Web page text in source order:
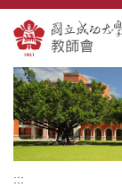
跳
到
主
要
內
容
區
:::